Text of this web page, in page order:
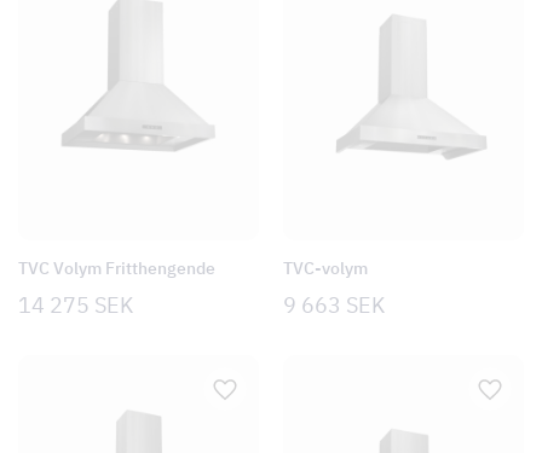
TVC Volym Fritthengende
14 275 SEK
TVC-volym
9 663 SEK